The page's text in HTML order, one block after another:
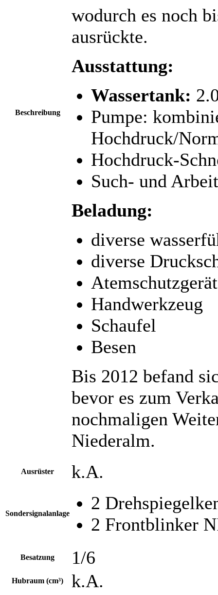
Beschreibung
wodurch es noch
ausrückte.
Ausstattung:
Wassertank:
Pumpe:
Hochdruck/
Hochdruck-
Such- und
Beladung:
diverse
diverse
Handwerkzeug
Schaufel
Besen
Bis 2012 befand
bevor es zum
nochmaligen
Niederalm.
Ausrüster k.A.
Sondersignalanlage
2
2 Frontblinker
Besatzung 1/6
Hubraum (cm³) k.A.